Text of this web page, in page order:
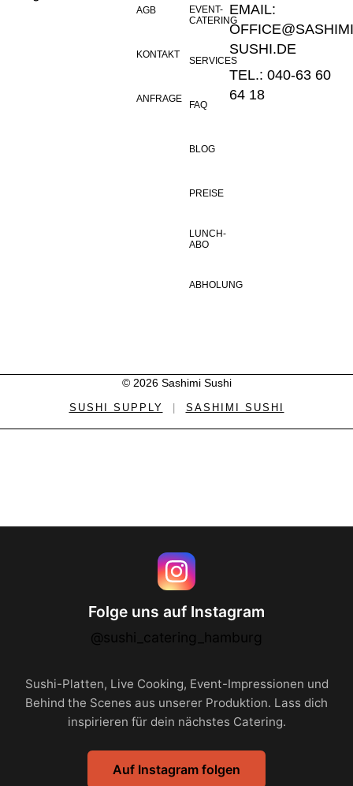
EVENT-
CATERING
SERVICES
FAQ
BLOG
PREISE
LUNCH-
ABO
ABHOLUNG
AGB
KONTAKT
ANFRAGE
EMAIL:
SUSHI.DE
TEL.: 040-63 60
64 18
© 2026 Sashimi Sushi
SUSHI SUPPLY SASHIMI SUSHI
Folge uns auf Instagram
@sushi_catering_hamburg
Sushi-Platten, Live Cooking, Event-Impressionen und
Behind the Scenes aus unserer Produktion. Lass dich
inspirieren für dein nächstes Catering.
Auf Instagram folgen